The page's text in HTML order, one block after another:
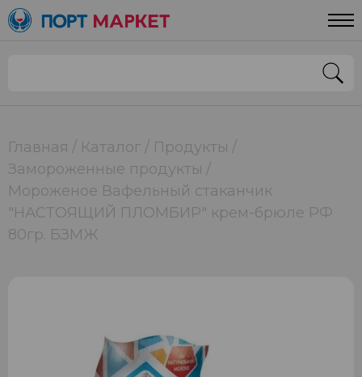
Главная Каталог
Продукты
Замороженные продукты
Мороженое Вафельный стаканчик
"НАСТОЯЩИЙ ПЛОМБИР" крем-брюле РФ
80гр. БЗМЖ